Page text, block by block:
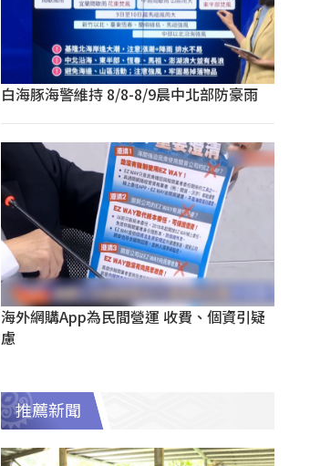
白海豚海警維持 8/8-8/9晨中北部防豪雨
海外網購App為民間營運 收費、個資引疑
慮
推薦新聞